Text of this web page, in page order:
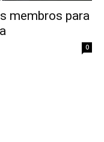
membros para
0